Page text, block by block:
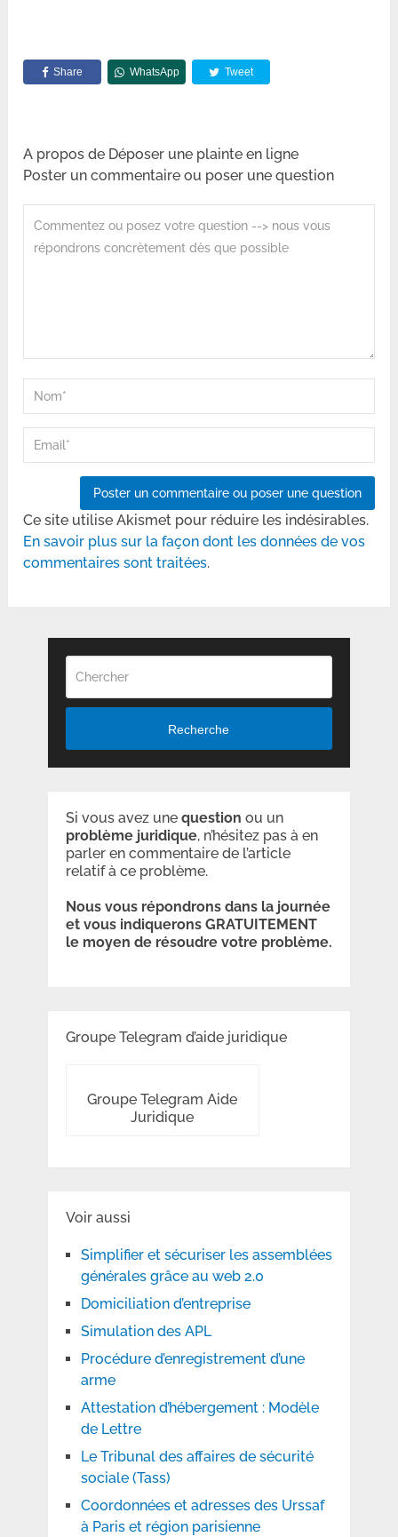
Share WhatsApp Tweet
A propos de Déposer une plainte en ligne
Poster un commentaire ou poser une question
Ce site utilise Akismet pour réduire les indésirables.
En savoir plus sur la façon dont les données de vos
commentaires sont traitées.
Recherche
Si vous avez une question ou un
problème juridique, n’hésitez pas à en
parler en commentaire de l’article
relatif à ce problème.
Nous vous répondrons dans la journée
et vous indiquerons GRATUITEMENT
le moyen de résoudre votre problème.
Groupe Telegram d’aide juridique
Groupe Telegram Aide
Juridique
Voir aussi
Simplifier et sécuriser les assemblées
générales grâce au web 2.0
Domiciliation d’entreprise
Simulation des APL
Procédure d’enregistrement d’une
arme
Attestation d’hébergement : Modèle
de Lettre
Le Tribunal des affaires de sécurité
sociale (Tass)
Coordonnées et adresses des Urssaf
à Paris et région parisienne